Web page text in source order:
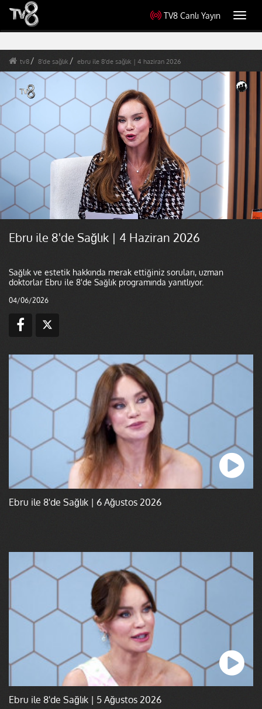
TV8 Canlı Yayın
tv8 8'de sağlık ebru ile 8'de sağlık | 4 haziran 2026
Ebru ile 8'de Sağlık | 4 Haziran 2026
Sağlık ve estetik hakkında merak ettiğiniz soruları, uzman
doktorlar Ebru ile 8'de Sağlık programında yanıtlıyor.
04/06/2026
Ebru ile 8'de Sağlık | 6 Ağustos 2026
Ebru ile 8'de Sağlık | 5 Ağustos 2026